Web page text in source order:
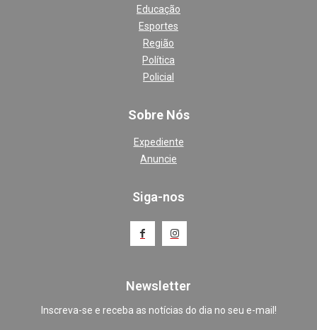
Educação
Esportes
Região
Política
Policial
Sobre Nós
Expediente
Anuncie
Siga-nos
Newsletter
Inscreva-se e receba as notícias do dia no seu e-mail!